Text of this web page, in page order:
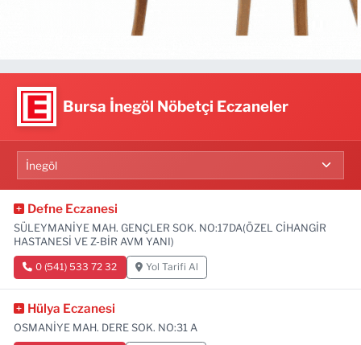
Bursa İnegöl Nöbetçi Eczaneler
Defne Eczanesi
SÜLEYMANİYE MAH. GENÇLER SOK. NO:17DA(ÖZEL CİHANGİR
HASTANESİ VE Z-BİR AVM YANI)
0 (541) 533 72 32 Yol Tarifi Al
Hülya Eczanesi
OSMANİYE MAH. DERE SOK. NO:31 A